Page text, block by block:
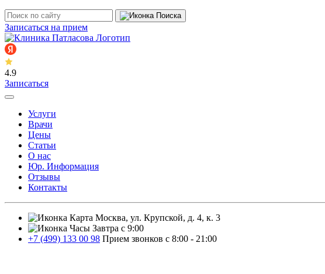
Записаться на прием
4.9
Записаться
Услуги
Врачи
Цены
Статьи
О нас
Юр. Информация
Отзывы
Контакты
Москва, ул. Крупской, д. 4, к. 3
Завтра с 9:00
+7 (499) 133 00 98 Прием звонков с 8:00 - 21:00